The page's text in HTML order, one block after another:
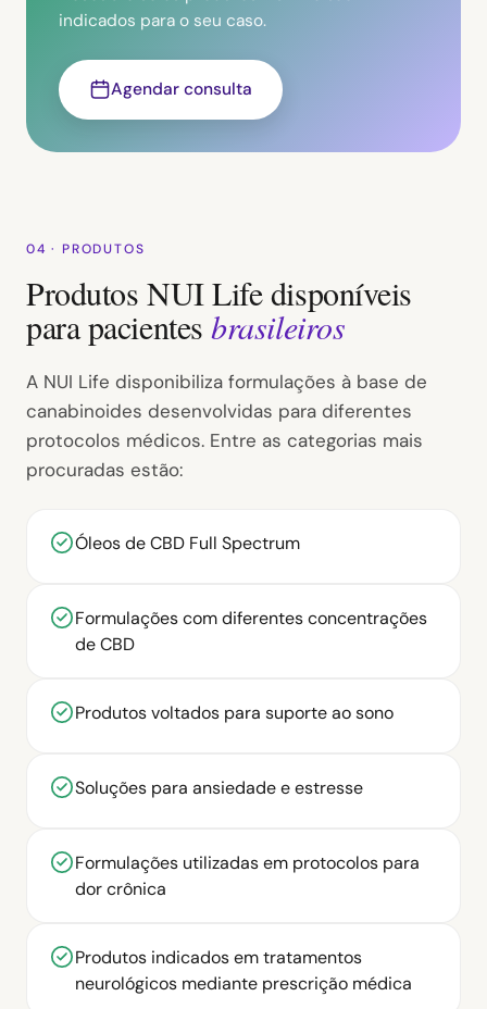
indicados para o seu caso.
Agendar consulta
04 · PRODUTOS
Produtos NUI Life disponíveis
para pacientesbrasileiros
A NUI Life disponibiliza formulações à base de
canabinoides desenvolvidas para diferentes
protocolos médicos. Entre as categorias mais
procuradas estão:
Óleos de CBD Full Spectrum
Formulações com diferentes concentrações
de CBD
Produtos voltados para suporte ao sono
Soluções para ansiedade e estresse
Formulações utilizadas em protocolos para
dor crônica
Produtos indicados em tratamentos
neurológicos mediante prescrição médica